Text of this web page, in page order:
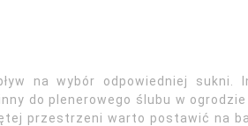
na wybór odpowiedniej sukni.
do plenerowego ślubu w
przestrzeni warto postawić na